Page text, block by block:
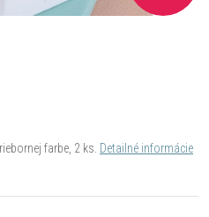
farbe, 2 ks. Detailné informácie